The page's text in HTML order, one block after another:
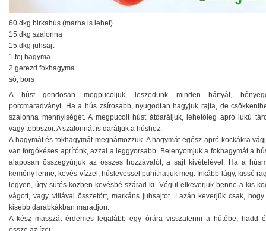
60 dkg birkahús (marha is lehet)
15 dkg szalonna
15 dkg juhsajt
1 fej hagyma
2 gerezd fokhagyma
só, bors
A húst gondosan megpucoljuk, leszedünk minden hártyát,
porcmaradványt. Ha a hús zsírosabb, nyugodtan hagyjuk rajta, de
szalonna mennyiségét. A megpucolt húst átdaráljuk, lehetőleg apró lukú
vagy többször. A szalonnát is daráljuk a húshoz.
A hagymát és fokhagymát meghámozzuk. A hagymát egész apró kockákra
van forgókéses aprítónk, azzal a leggyorsabb. Belenyomjuk a fokhagymát a
alaposan összegyúrjuk az összes hozzávalót, a sajt kivételével. Ha a
kemény lenne, kevés vízzel, húslevessel puhíthatjuk meg. Inkább lágy, kissé
legyen, úgy sütés közben kevésbé szárad ki. Végül elkeverjük benne a kis
vágott, vagy villával összetört, markáns juhsajtot. Lazán keverjük csak,
kisebb darabkákban maradjon.
A kész masszát érdemes legalább egy órára visszatenni a hűtőbe, hadd